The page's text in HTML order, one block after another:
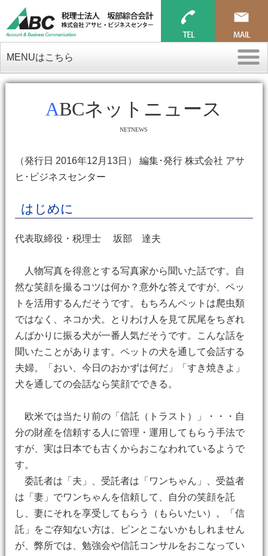
MENUはこちら
ABCネットニュース
NETNEWS
（発行日 2016年12月13日） 編集･発行 株式会社 アサ
ヒ･ビジネスセンター
はじめに
代表取締役・税理士 坂部 達夫
人物写真を得意とする写真家から聞いた話です。自
然な笑顔を撮るコツは何か？意外な答えですが、ペッ
トを活用するんだそうです。もちろんペットは爬虫類
ではなく、ネコか犬。とりわけ人を見て尻尾をちぎれ
んばかりに振る犬が一番人気だそうです。こんな話を
聞いたことがあります。ペットの犬を通して会話する
夫婦。「おい、今日のおかずは何だ」「すき焼きよ」
犬を通しての会話なら笑顔でできる。
欧米では当たり前の「信託（トラスト）」・・・自
分の財産を信頼する人に管理・運用してもらう手法で
すが、実は日本でも古くからおこなわれているようで
す。
委託者は「夫」、受託者は「ワンちゃん」、受益者
は「妻」でワンちゃんを信頼して、自分の笑顔を託
し、妻にそれを享受してもらう（もらいたい）。「信
託」をご存知ない方は、ピンとこないかもしれません
が、弊所では、勉強会や信託コンサルをおこなってい